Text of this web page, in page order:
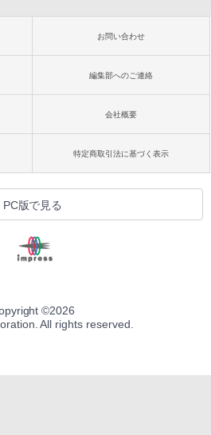
お問い合わせ
編集部へのご連絡
会社概要
特定商取引法に基づく表示
PC版で見る
©2026
All rights reserved.